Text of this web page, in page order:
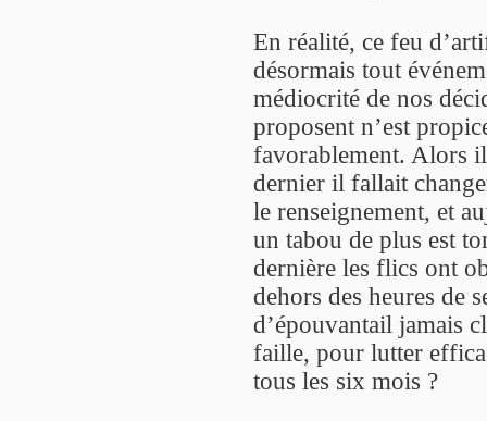
En réalité, ce feu
désormais tout
médiocrité de nos
proposent n’est
favorablement. Alors
dernier il fallait
le renseignement, et
un tabou de plus est
dernière les flics ont
dehors des heures de
d’épouvantail jamais
faille, pour lutter
tous les six mois ?